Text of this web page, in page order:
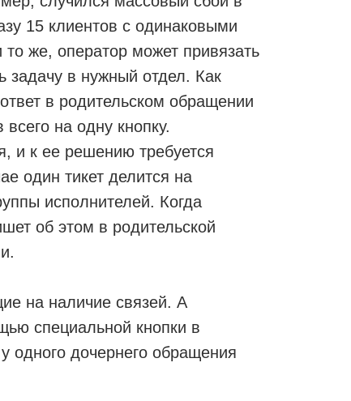
15 клиентов с одинаковыми
же, оператор может привязать
задачу в нужный отдел. Как
в родительском обращении
на одну кнопку.
и к ее решению требуется
один тикет делится на
исполнителей. Когда
об этом в родительской
на наличие связей. А
специальной кнопки в
одного дочернего обращения